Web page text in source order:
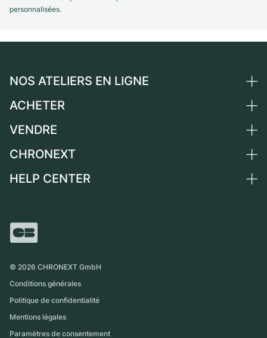
personnalisées.
NOS ATELIERS EN LIGNE
Allemagne
Suisse
France
International
ACHETER
Toutes les montres de luxe
Independent Brands
VENDRE
Vendre une montre
CHRONEXT
Qui sommes-nous ?
Magazine
HELP CENTER
Retrait sur place
© 2026 CHRONEXT GmbH
Conditions générales
Politique de confidentialité
Mentions légales
Paramètres de consentement